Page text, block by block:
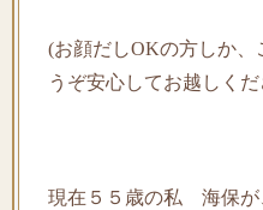
(お顔だしOKの方しか
うぞ安心してお越しく
現在５５歳の私 海保が